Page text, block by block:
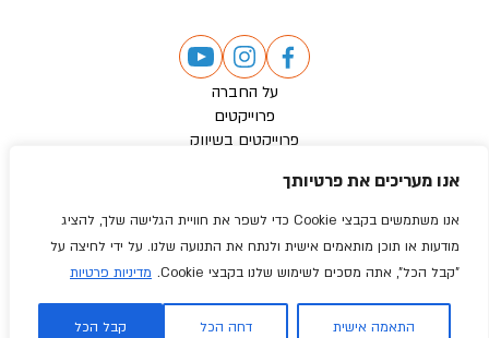
אנו מעריכים את פרטיותך
אנו משתמשים בקבצי Cookie כדי לשפר את חוויית הגלישה שלך, להציג
מודעות או תוכן מותאמים אישית ולנתח את התנועה שלנו. על ידי לחיצה על
"קבל הכל", אתה מסכים לשימוש שלנו בקבצי Cookie.
מדיניות פרטיות
התאמה אישית דחה הכל קבל הכל
על החברה
פרוייקטים
פרוייקטים בשיווק
הצהרת נגישות
תנאי שימוש
Designed & developed by: Webnoise